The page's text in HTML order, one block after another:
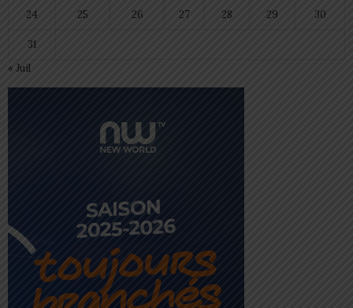
24 25 26 27 28 29 30
31
« Juil